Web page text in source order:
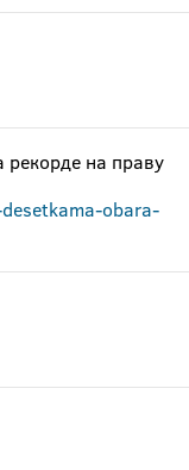
рекорде на праву
obara-